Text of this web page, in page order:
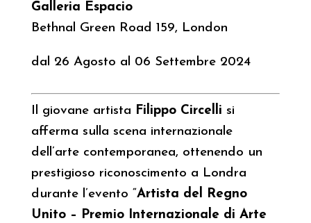
Galleria Espacio
Bethnal Green Road 159, London
dal 26 Agosto al 06 Settembre 2024
Il giovane artista Filippo Circelli si
afferma sulla scena internazionale
dell’arte contemporanea, ottenendo un
prestigioso riconoscimento a Londra
durante l’evento “Artista del Regno
Unito – Premio Internazionale di Arte